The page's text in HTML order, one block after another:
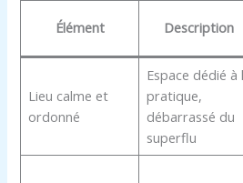
Élément Description
Lieu calme et
ordonné
Espace dédié à
pratique,
débarrassé du
superflu